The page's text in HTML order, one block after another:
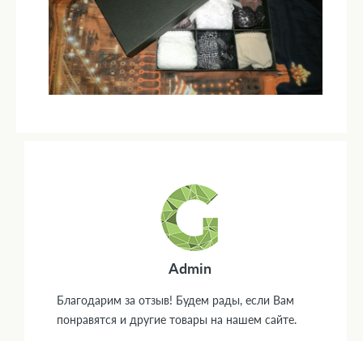
Admin
Благодарим за отзыв! Будем рады, если Вам
понравятся и другие товары на нашем сайте.